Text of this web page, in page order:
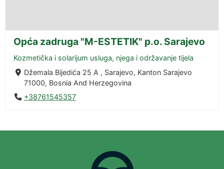
Opća zadruga "M-ESTETIK" p.o. Sarajevo
Kozmetička i solarijum usluga, njega i održavanje tijela
Džemala Bijedića 25 A , Sarajevo, Kanton Sarajevo
71000, Bosnia And Herzegovina
+38761545357